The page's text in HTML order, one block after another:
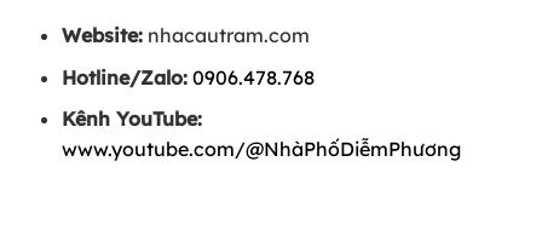
Website:nhacautram.com
Hotline/Zalo: 0906.478.768
Kênh YouTube:
www.youtube.com/@NhàPhốDiễmPhương